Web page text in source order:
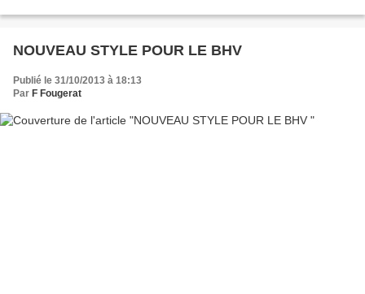
NOUVEAU STYLE POUR LE BHV
Publié le 31/10/2013 à 18:13
Par F Fougerat